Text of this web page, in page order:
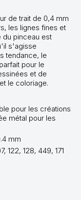
de trait de 0,4 mm
les lignes fines et
du pinceau est
s'agisse
tendance, le
pour le
et de
le coloriage.
pour les créations
métal pour les
mm
122, 128, 449, 171